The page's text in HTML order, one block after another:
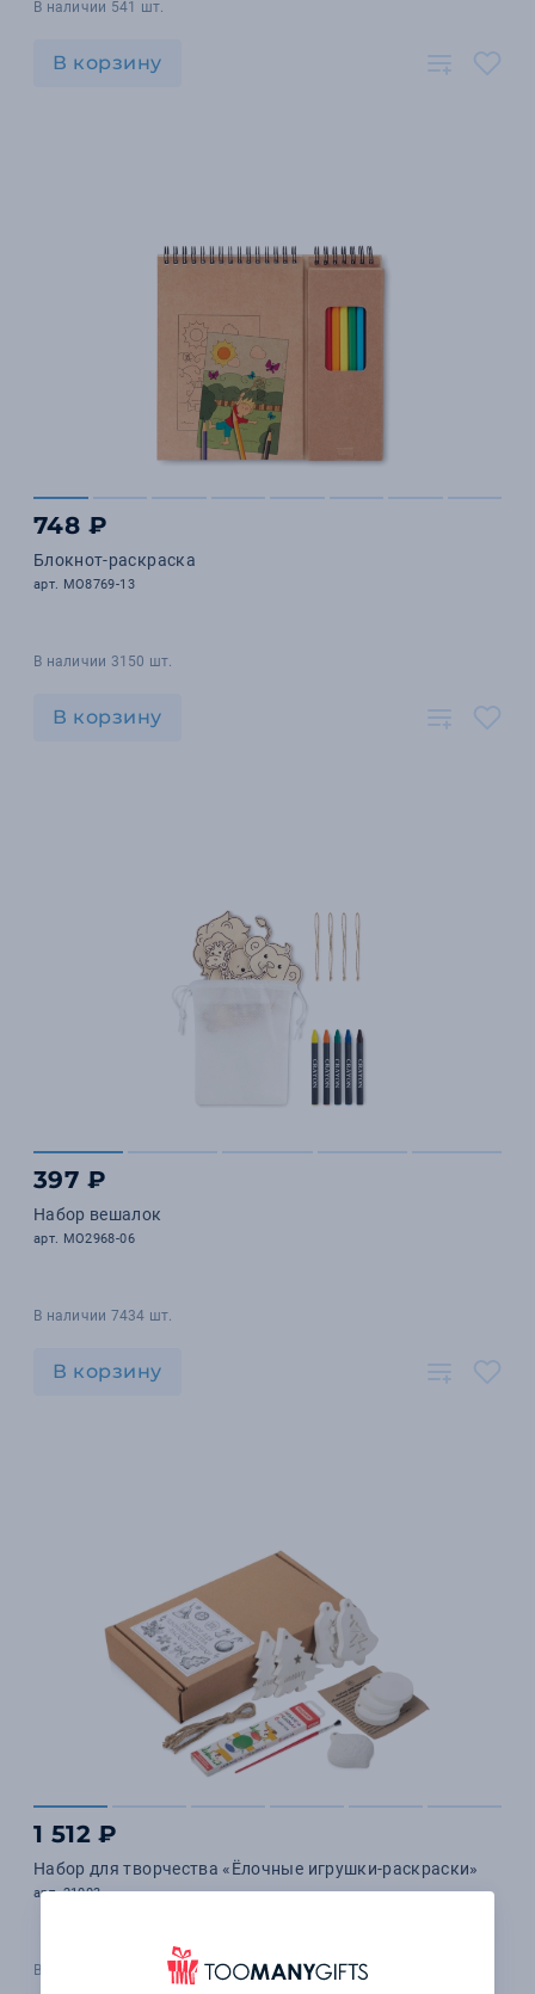
В наличии 541 шт.
В корзину
748 ₽
Блокнот-раскраска
арт. MO8769-13
В наличии 3150 шт.
В корзину
397 ₽
Набор вешалок
арт. MO2968-06
В наличии 7434 шт.
В корзину
1 512 ₽
Набор для творчества «Ёлочные игрушки-раскраски»
арт. 21003
В наличии 1501 шт.